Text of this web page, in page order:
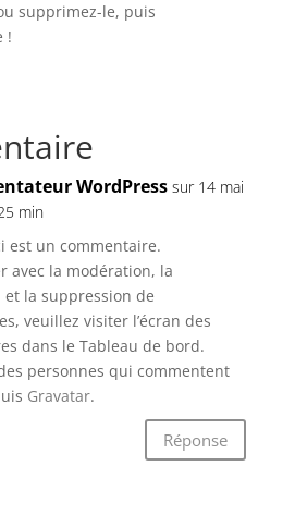
supprimez-le, puis
!
WordPress sur 14 mai
min
est un commentaire.
avec la modération, la
la suppression de
veuillez visiter l’écran des
dans le Tableau de bord.
personnes qui commentent
Gravatar.
Réponse